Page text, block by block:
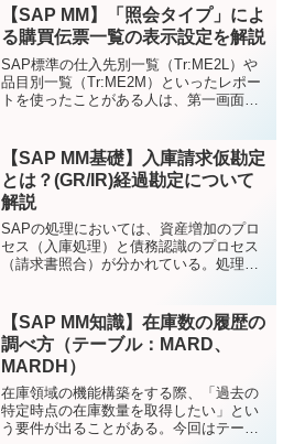
をどうするかというのはほぼ必ず重要な
論点となる。今回はSAPコンサルとして
有償支給機能の要件定義の時に踏まえて
おくべき論点をまとめていく。
【SAP MM】「照会タイプ」によ
る購買伝票一覧の表示設定を解説
SAP標準の仕入先別一覧（Tr:ME2L）や
品目別一覧（Tr:ME2M）といったレポー
トを使ったことがある人は、第一画面で
と、一覧の表示方法を制御することがで
きる。今回は「照会タイプ」のカスタマ
イズについて解説する。
【SAP MM基礎】入庫請求仮勘定
とは？(GR/IR)経過勘定について
解説
SAPの処理においては、資産増加のプロ
セス（入庫処理）と債務認識のプロセス
（請求書照合）が分かれている。処理ト
て、「入庫請求仮勘定」という一時的に
両者をつなぐ（経過させる）ための勘定
を作り、入庫と請求書照合を橋渡しす
る。
【SAP MM知識】在庫数の履歴の
調べ方（テーブル：MARD、
MARDH）
在庫領域の機能構築をする際、「過去の
特定時点の在庫数量を取得したい」とい
う要件が出ることがある。今回はテーブ